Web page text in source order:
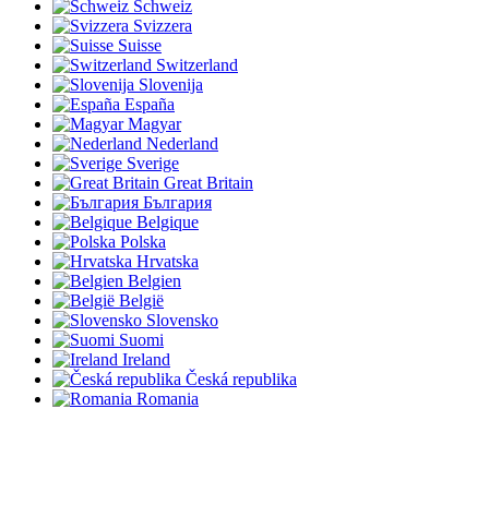
Schweiz
Svizzera
Suisse
Switzerland
Slovenija
España
Magyar
Nederland
Sverige
Great Britain
България
Belgique
Polska
Hrvatska
Belgien
België
Slovensko
Suomi
Ireland
Česká republika
Romania